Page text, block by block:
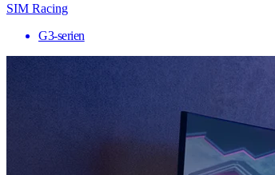
SIM Racing
G3-serien